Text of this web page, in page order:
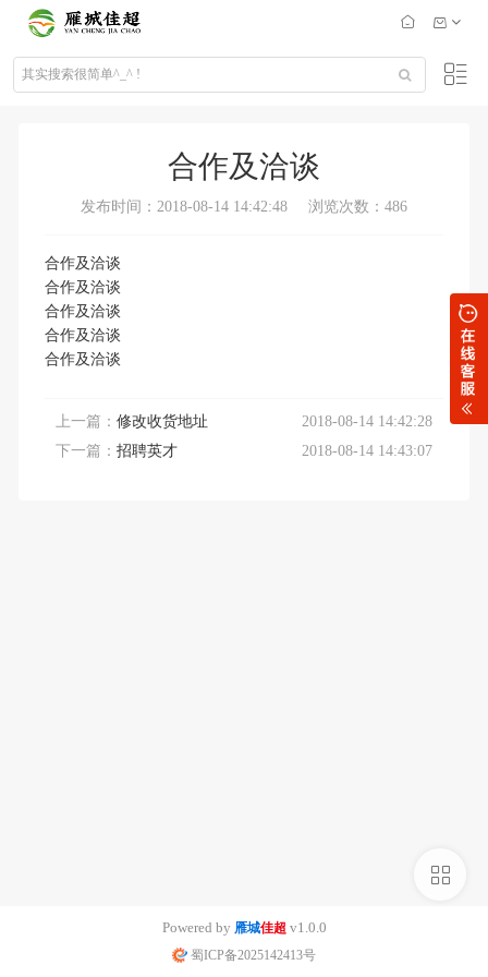
合作及洽谈
发布时间：2018-08-14 14:42:48 浏览次数：486
合作及洽谈
合作及洽谈
合作及洽谈
合作及洽谈
合作及洽谈
上一篇： 修改收货地址
2018-08-14 14:42:28
下一篇： 招聘英才 2018-08-14 14:43:07
Powered by 雁城佳超 v1.0.0
蜀ICP备2025142413号